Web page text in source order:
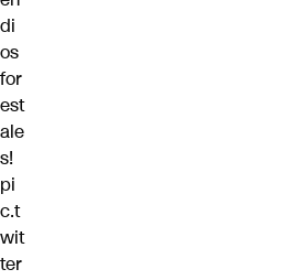
di
os
for
est
ale
s!
pi
c.t
wit
ter